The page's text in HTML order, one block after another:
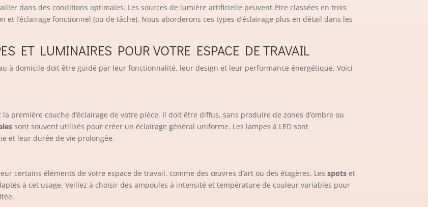
dans des conditions optimales. Les sources de lumière artificielle peuvent être classées en trois
et l’éclairage fonctionnel (ou de tâche). Nous aborderons ces types d’éclairage plus en détail dans les
ET LUMINAIRES POUR VOTRE ESPACE DE TRAVAIL
à domicile doit être guidé par leur fonctionnalité, leur design et leur performance énergétique. Voici
première couche d’éclairage de votre pièce. Il doit être diffus, sans produire de zones d’ombre ou
sont souvent utilisés pour créer un éclairage général uniforme. Les lampes à LED sont
et leur durée de vie prolongée.
certains éléments de votre espace de travail, comme des œuvres d’art ou des étagères. Lesspots et
à cet usage. Veillez à choisir des ampoules à intensité et température de couleur variables pour